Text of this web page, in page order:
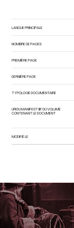
LANGUE PRINCIPALE
NOMBRE DE PAGES
PREMIÈRE PAGE
DERNIÈRE PAGE
TYPOLOGIE DOCUMENTAIRE
URI DU MANIFEST IIIF DU VOLUME
CONTENANT LE DOCUMENT
MODIFIÉ LE